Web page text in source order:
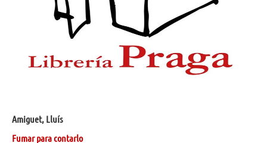
Amiguet, Lluís
Fumar para contarlo